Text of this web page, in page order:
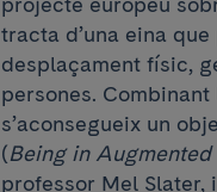
tracta d’una eina
desplaçament físic,
persones.
s’aconsegueix un
(Being in
professor Mel Slater,